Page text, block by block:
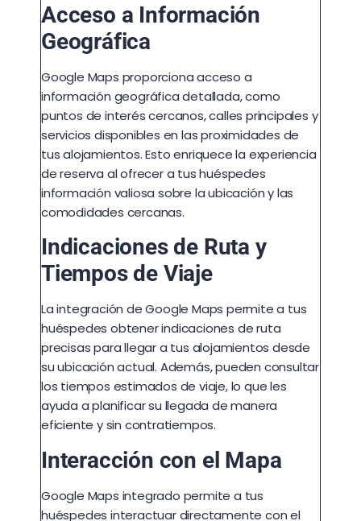
Acceso a Información
Geográfica
Google Maps proporciona acceso a
información geográfica detallada, como
puntos de interés cercanos, calles principales y
servicios disponibles en las proximidades de
tus alojamientos. Esto enriquece la experiencia
de reserva al ofrecer a tus huéspedes
información valiosa sobre la ubicación y las
comodidades cercanas.
Indicaciones de Ruta y
Tiempos de Viaje
La integración de Google Maps permite a tus
huéspedes obtener indicaciones de ruta
precisas para llegar a tus alojamientos desde
su ubicación actual. Además, pueden consultar
los tiempos estimados de viaje, lo que les
ayuda a planificar su llegada de manera
eficiente y sin contratiempos.
Interacción con el Mapa
Google Maps integrado permite a tus
huéspedes interactuar directamente con el